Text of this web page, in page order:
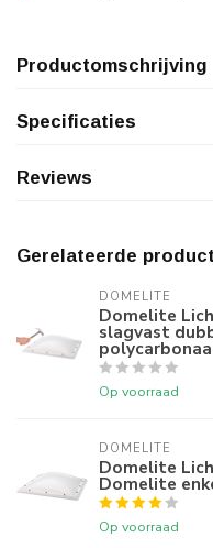
Productomschrijving
Specificaties
Reviews
Gerelateerde
DOMELITE
Domelite
slagvast
Op voorraad
DOMELITE
Domelite
Domelite
Op voorraad